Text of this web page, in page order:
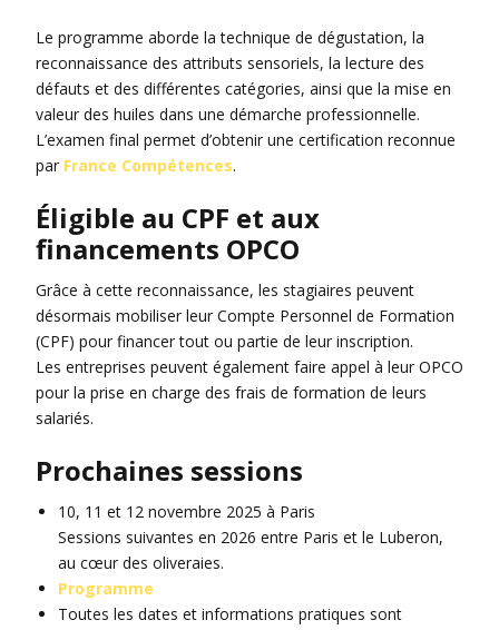
Le programme aborde la technique de dégustation, la
reconnaissance des attributs sensoriels, la lecture des
défauts et des différentes catégories, ainsi que la mise en
valeur des huiles dans une démarche professionnelle.
L’examen final permet d’obtenir une certification reconnue
par France Compétences.
Éligible au CPF et aux
financements OPCO
Grâce à cette reconnaissance, les stagiaires peuvent
désormais mobiliser leur Compte Personnel de Formation
(CPF) pour financer tout ou partie de leur inscription.
Les entreprises peuvent également faire appel à leur OPCO
pour la prise en charge des frais de formation de leurs
salariés.
Prochaines sessions
10, 11 et 12 novembre 2025 à Paris
Sessions suivantes en 2026 entre Paris et le Luberon,
au cœur des oliveraies.
Programme
Toutes les dates et informations pratiques sont